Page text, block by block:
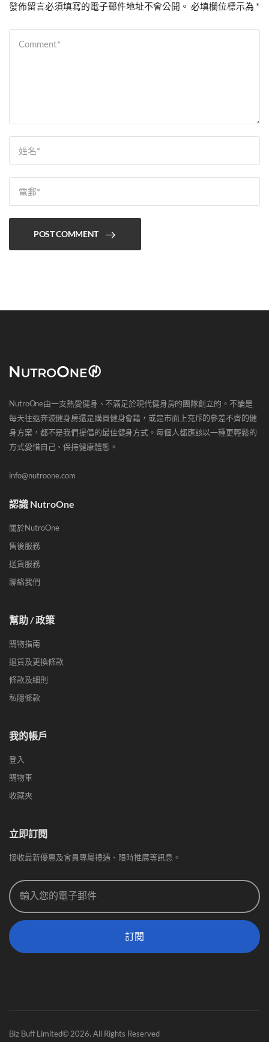
發佈留言必須填寫的電子郵件地址不會公開。 必填欄位標示為 *
POST COMMENT
NutroOne由一支熱愛健身、不滿足於現代健身房的團隊創立的。不論是
每天往返奔波健身房還是購買健身會籍，或是市面上充斥的參差不齊的健
身方案，都不是我們提倡的最佳健身方式。每個人都應該以一種更輕鬆的
方式愛惜自己、保持健康體態。
info@nutroone.com
認識 NutroOne
關於NutroOne
售後服務
送貨服務
聯絡我們
幫助 / 政策
購物指南
退貨及更換條款
條款及細則
私隱條款
我的帳戶
登入
購物車
收藏夾
立即訂閱
接收最新優惠及會員專屬禮遇、限時推廣等訊息。
訂閱
Biz Buff Limited© 2026. All Rights Reserved